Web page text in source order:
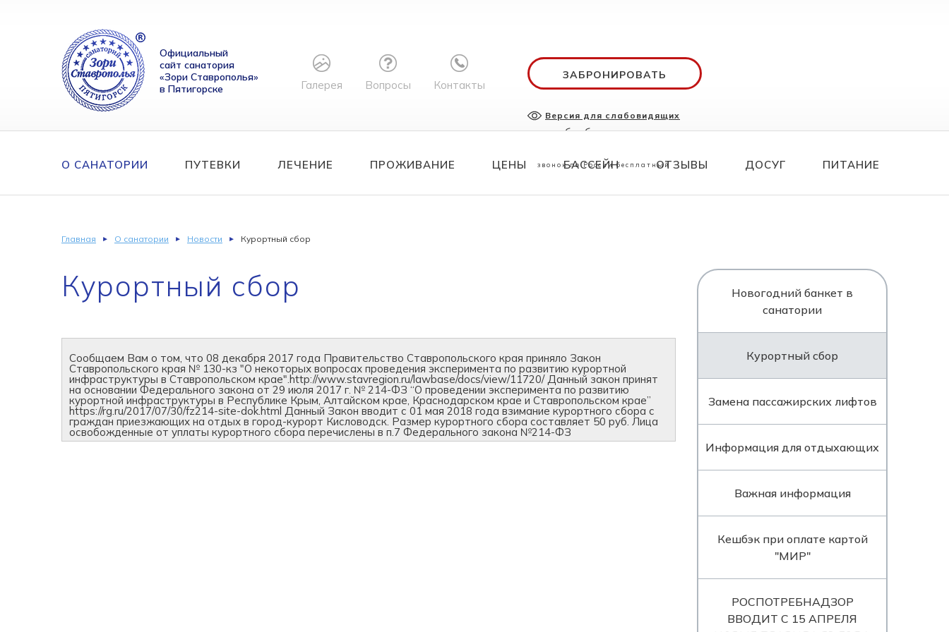
Официальный
сайт санатория
«Зори Ставрополья»
в Пятигорске
Галерея Вопросы Контакты
ЗАБРОНИРОВАТЬ
Версия для слабовидящих
служба бронирования
звонок по России бесплатный
О САНАТОРИИ ПУТЕВКИ ЛЕЧЕНИЕ ПРОЖИВАНИЕ ЦЕНЫ БАССЕЙН ОТЗЫВЫ ДОСУГ ПИТАНИЕ
Главная О санатории Новости Курортный сбор
Курортный сбор
Сообщаем Вам о том, что 08 декабря 2017 года Правительство Ставропольского края приняло Закон
Ставропольского края № 130-кз "О некоторых вопросах проведения эксперимента по развитию курортной
инфраструктуры в Ставропольском крае".http://www.stavregion.ru/lawbase/docs/view/11720/ Данный закон принят
на основании Федерального закона от 29 июля 2017 г. № 214-ФЗ “О проведении эксперимента по развитию
курортной инфраструктуры в Республике Крым, Алтайском крае, Краснодарском крае и Ставропольском крае”
https://rg.ru/2017/07/30/fz214-site-dok.html Данный Закон вводит с 01 мая 2018 года взимание курортного сбора с
граждан приезжающих на отдых в город-курорт Кисловодск. Размер курортного сбора составляет 50 руб. Лица
освобожденные от уплаты курортного сбора перечислены в п.7 Федерального закона №214-ФЗ
Новогодний банкет в
санатории
Курортный сбор
Замена пассажирских лифтов
Информация для отдыхающих
Важная информация
Кешбэк при оплате картой
"МИР"
РОСПОТРЕБНАДЗОР
ВВОДИТ С 15 АПРЕЛЯ